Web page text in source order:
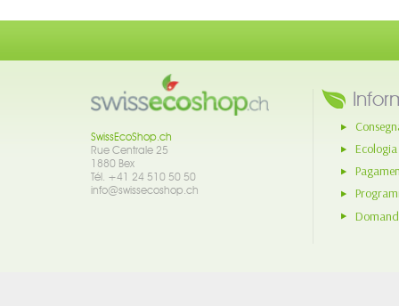
SwissEcoShop.ch
Rue Centrale 25
1880 Bex
Tél. +41 24 510 50 50
info@swissecoshop.ch